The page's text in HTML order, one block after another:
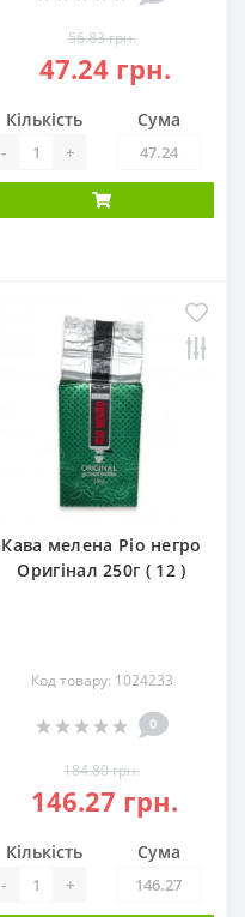
56.83 грн.
47.24 грн.
Кількість
- +
Сума
Кава мелена Ріо негро
Оригінал 250г ( 12 )
Код товару: 1024233
0
184.80 грн.
146.27 грн.
Кількість
- +
Сума